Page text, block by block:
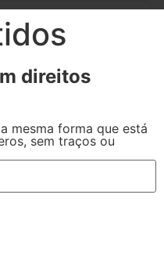
direitos
mesma forma que está
sem traços ou